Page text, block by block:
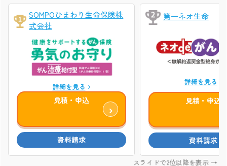
SOMPOひまわり生命保険株
式会社
詳細を見る
見積・申込
第一ネオ生命
詳細を見る
見積・申込